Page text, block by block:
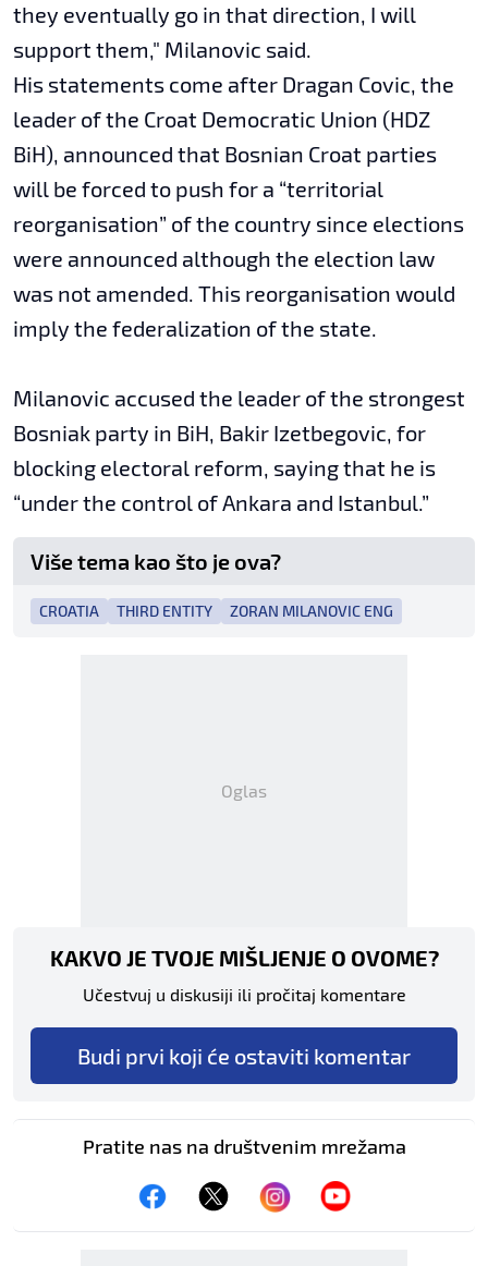
they eventually go in that direction, I will
support them," Milanovic said.
His statements come after Dragan Covic, the
leader of the Croat Democratic Union (HDZ
BiH), announced that Bosnian Croat parties
will be forced to push for a “territorial
reorganisation” of the country since elections
were announced although the election law
was not amended. This reorganisation would
imply the federalization of the state.
Milanovic accused the leader of the strongest
Bosniak party in BiH, Bakir Izetbegovic, for
blocking electoral reform, saying that he is
“under the control of Ankara and Istanbul.”
Više tema kao što je ova?
CROATIA THIRD ENTITY ZORAN MILANOVIC ENG
Oglas
KAKVO JE TVOJE MIŠLJENJE O OVOME?
Učestvuj u diskusiji ili pročitaj komentare
Budi prvi koji će ostaviti komentar
Pratite nas na društvenim mrežama